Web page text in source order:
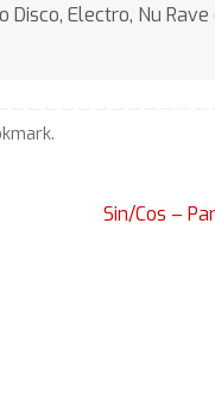
Electro, Nu Rave
.
Sin/Cos –